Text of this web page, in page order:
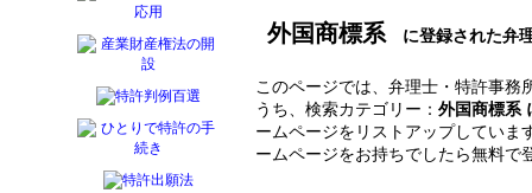
外国商標系 に登録された弁
このページでは、弁理士・特許事務
うち、検索カテゴリー： 外国商標系
ームページをリストアップしてい
ームページをお持ちでしたら無料で